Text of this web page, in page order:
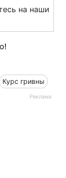
на наши
Курс гривны